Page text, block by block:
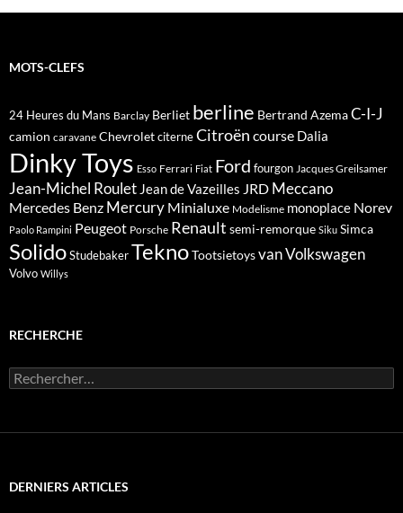
MOTS-CLEFS
24 Heures du Mans Barclay Berliet berline Bertrand AzemaC-I-J
camion caravane ChevroletciterneCitroën course Dalia
Dinky Toys Esso Ferrari Fiat Ford fourgon Jacques Greilsamer
Jean-Michel Roulet Jean de Vazeilles JRD Meccano
Mercedes Benz Mercury Minialuxe Modelisme monoplace Norev
Paolo Rampini Peugeot Porsche Renault semi-remorque Siku Simca
SolidoStudebakerTeknoTootsietoysvanVolkswagen
Volvo Willys
RECHERCHE
Rechercher :
DERNIERS ARTICLES